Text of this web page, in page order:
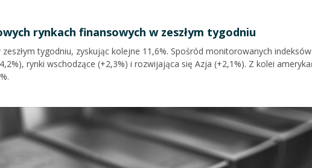
rynkach finansowych w zeszłym tygodniu
tygodniu, zyskując kolejne 11,6%. Spośród monitorowanych indeksów
rynki wschodzące (+2,3%) i rozwijająca się Azja (+2,1%). Z kolei